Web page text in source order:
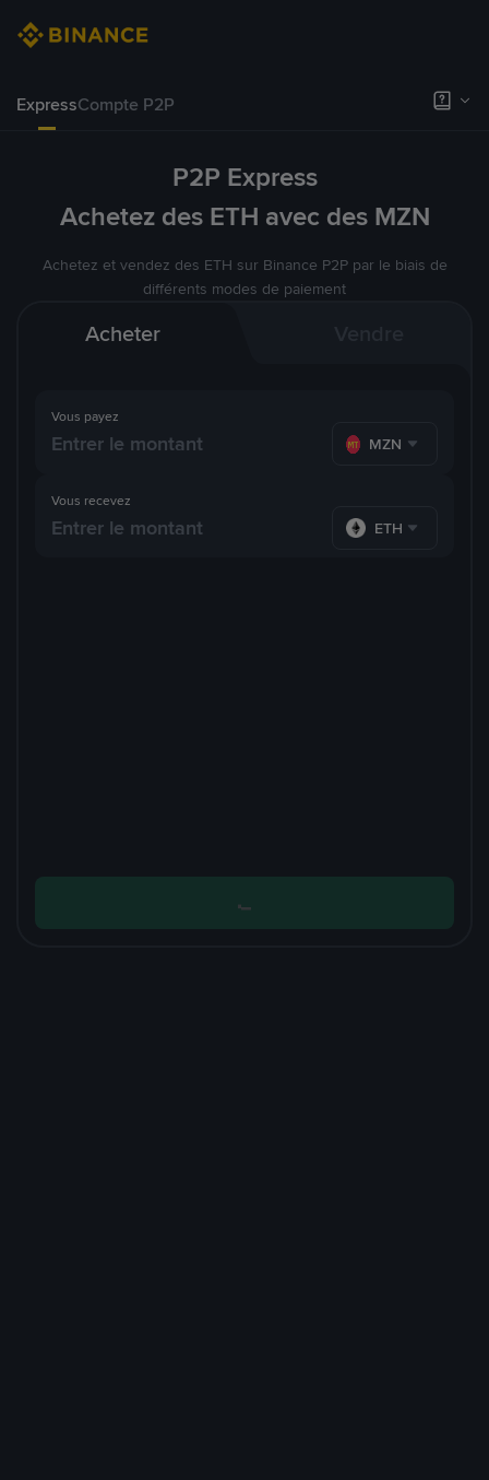
ExpressCompte P2P
P2P Express
Achetez des ETH avec des MZN
Achetez et vendez des ETH sur Binance P2P par le biais de
différents modes de paiement
Acheter
Vous payez
MZN
Vous recevez
ETH